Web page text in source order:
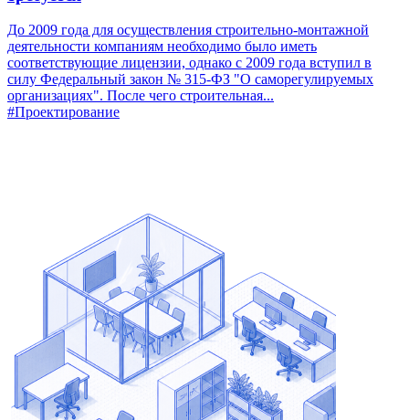
До 2009 года для осуществления строительно-монтажной
деятельности компаниям необходимо было иметь
соответствующие лицензии, однако с 2009 года вступил в
силу Федеральный закон № 315-ФЗ "О саморегулируемых
организациях". После чего строительная...
#Проектирование